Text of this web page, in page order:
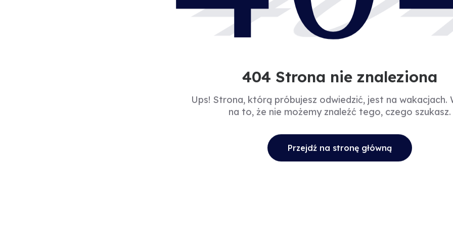
404 Strona nie znaleziona
Ups! Strona, którą próbujesz odwiedzić, jest na wakacjach.
na to, że nie możemy znaleźć tego, czego szukasz.
Przejdź na stronę główną